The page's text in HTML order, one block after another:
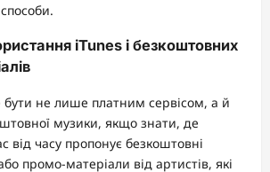
iTunes і безкоштовних
не лише платним сервісом, а й
музики, якщо знати, де
від часу пропонує безкоштовні
промо-матеріали від артистів, які